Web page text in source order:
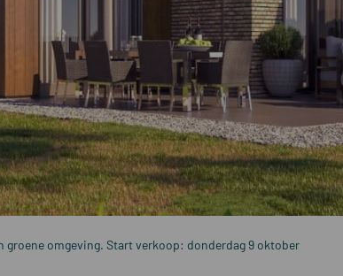
groene omgeving. Start verkoop: donderdag 9 oktober